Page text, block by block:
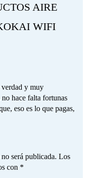
AIRE
WIFI
y muy
hace falta fortunas
eso es lo que pagas,
será publicada. Los
con *